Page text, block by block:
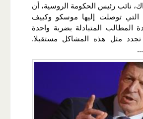
نائب رئيس الحكومة الروسية، أن
التي توصلت إليها موسكو وكييف
المتبادلة بضربة واحدة
تجدد مثل هذه المشاكل مستقبلا.